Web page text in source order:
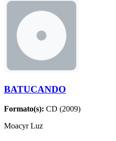
BATUCANDO
Formato(s): CD (2009)
Moacyr Luz